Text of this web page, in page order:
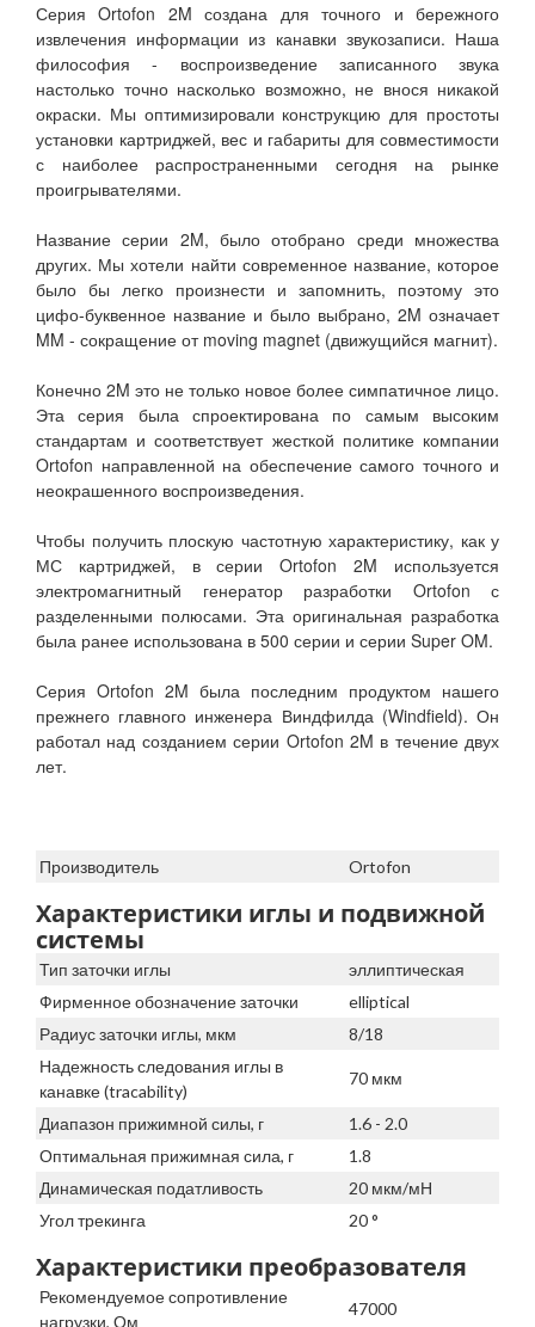
Серия Ortofon 2M создана для точного и бережного
извлечения информации из канавки звукозаписи. Наша
философия - воспроизведение записанного звука
настолько точно насколько возможно, не внося никакой
окраски. Мы оптимизировали конструкцию для простоты
установки картриджей, вес и габариты для совместимости
с наиболее распространенными сегодня на рынке
проигрывателями.
Название серии 2M, было отобрано среди множества
других. Мы хотели найти современное название, которое
было бы легко произнести и запомнить, поэтому это
цифо-буквенное название и было выбрано, 2M означает
MM - сокращение от moving magnet (движущийся магнит).
Конечно 2M это не только новое более симпатичное лицо.
Эта серия была спроектирована по самым высоким
стандартам и соответствует жесткой политике компании
Ortofon направленной на обеспечение самого точного и
неокрашенного воспроизведения.
Чтобы получить плоскую частотную характеристику, как у
МС картриджей, в серии Ortofon 2M используется
электромагнитный генератор разработки Ortofon с
разделенными полюсами. Эта оригинальная разработка
была ранее использована в 500 серии и серии Super OM.
Серия Ortofon 2M была последним продуктом нашего
прежнего главного инженера Виндфилда (Windfield). Он
работал над созданием серии Ortofon 2M в течение двух
лет.
Производитель Ortofon
Характеристики иглы и подвижной
системы
Тип заточки иглы
эллиптическая
Фирменное обозначение заточки
elliptical
Радиус заточки иглы, мкм
8/18
Надежность следования иглы в
канавке (tracability)
70 мкм
Диапазон прижимной силы, г
1.6 - 2.0
Оптимальная прижимная сила, г
1.8
Динамическая податливость
20 мкм/мН
Угол трекинга
20 °
Характеристики преобразователя
Рекомендуемое сопротивление
нагрузки, Ом
47000